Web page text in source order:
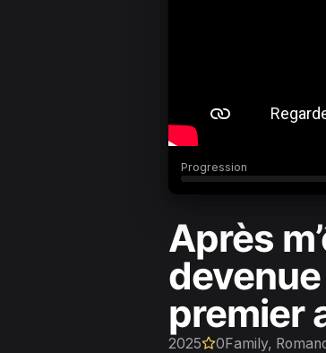
Progression
Après
premier
2025 0Family,